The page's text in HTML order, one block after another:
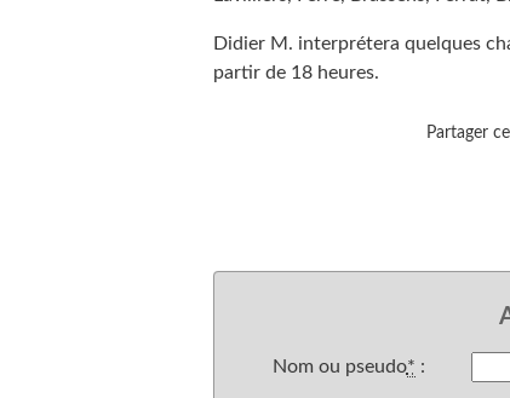
Didier M. interprétera quelques
partir de 18 heures.
Partager
Nom ou pseudo* :